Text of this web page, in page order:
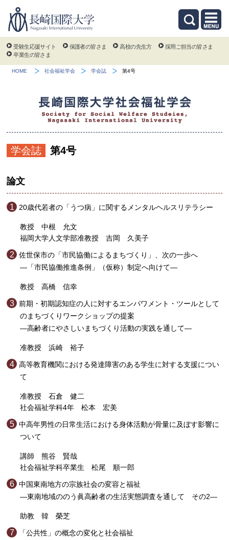
受験生応援サイト 保護者の皆さま 高校の先生方
採用ご担当の皆さま
卒業生の皆さま
HOME 社会福祉学会 学会誌 第4号
学会誌 第4号
論文
20歳代若者の「うつ病」に関するメンタルヘルスリテラシー
教授 中根 允文
福岡大学人文学部准教授 吉岡 久美子
佐世保市の「市民協働によるまちづくり」、次の一歩へ
―「市民協働推進条例」（仮称）制定へ向けて―
教授 高橋 信幸
前期・初期認知症の人に対するエンパワメント・ツールとして
のまちづくりワークショップの提案
―高齢者にやさしいまちづくり活動の実践を通して―
准教授 浜崎 裕子
高等教育機関における発達障害のある学生に対する支援につい
て
准教授 石倉 健二
社会福祉学科4年 松本 宏美
中高年男性の日常生活における身体活動が骨量に及ぼす影響に
ついて
講師 熊谷 賢哉
社会福祉学科卒業生 松尾 順一郎
中国東南地方の宗族社会の変容と福祉
―東南地域ののう眞高齢者の生活実態調査を通して その2―
助教 韓 榮芝
「公共性」の概念の変化と社会福祉